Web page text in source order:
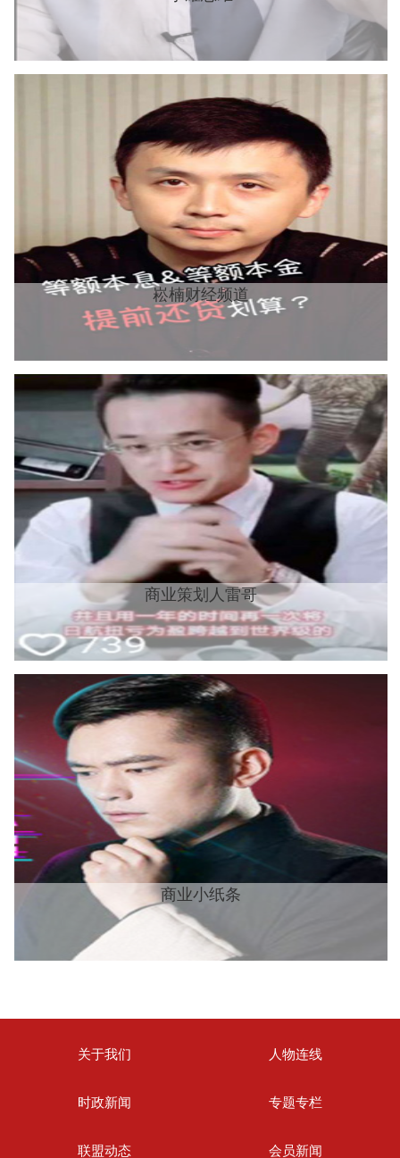
崧楠财经频道
商业策划人雷哥
商业小纸条
关于我们 人物连线
时政新闻 专题专栏
联盟动态 会员新闻